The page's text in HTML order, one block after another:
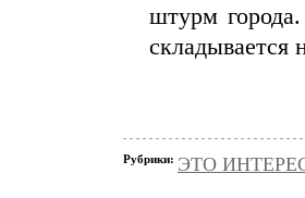
штурм
складывается
Рубрики: ЭТО